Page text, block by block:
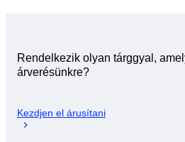
Rendelkezik olyan tárggyal,
árverésünkre?
Kezdjen el árusítani